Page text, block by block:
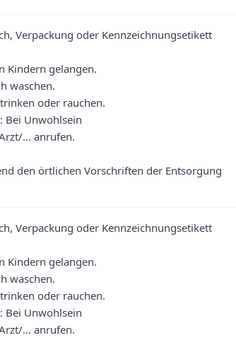
Verpackung oder Kennzeichnungsetikett
Kindern gelangen.
waschen.
oder rauchen.
Bei Unwohlsein
Arzt/… anrufen.
den örtlichen Vorschriften der Entsorgung
Verpackung oder Kennzeichnungsetikett
Kindern gelangen.
waschen.
oder rauchen.
Bei Unwohlsein
Arzt/… anrufen.